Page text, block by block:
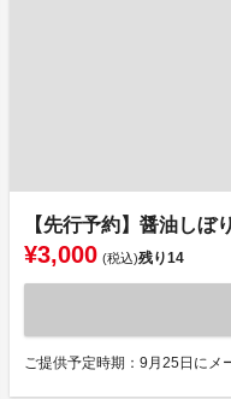
【先行予約】醤油しぼ
¥3,000 (税込)残り14
ご提供予定時期：9月25日にメ